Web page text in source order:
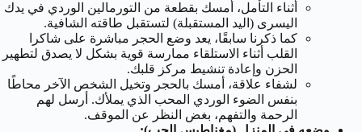
أثناء التأمل، أمسك بقطعة من التورمالين الوردي في يدك
اليسرى (اليد المستقبلة) لتستقبل طاقته الشافية.
كما ذكرنا سابقًا، يعد وضع الحجر مباشرة على شاكرا
القلب أثناء الاستلقاء ممارسة قوية بشكل لا يصدق لتطهير
الحزن وإعادة تنشيط مركز قلبك.
لشفاء علاقة، أمسك بالحجر وتخيل الشخص الآخر محاطًا
بنفس الضوء الوردي المحب الذي يملأك. أرسل لهم
الرحمة والتفهم، بغض النظر عن الموقف.